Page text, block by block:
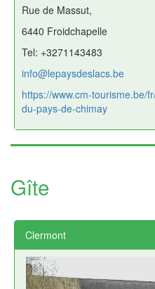
Rue de Massut,
6440 Froidchapelle
Tel: +3271143483
info@lepaysdeslacs.be
https://www.cm-tourisme.be/
du-pays-de-chimay
Gîte
Clermont